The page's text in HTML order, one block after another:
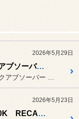
2026年5月29日
スバルXV GT3 ショックアブソーバー交換します！
2026年5月23日
コペン GRスポーツ LA400K RECAROシート取り付けます！